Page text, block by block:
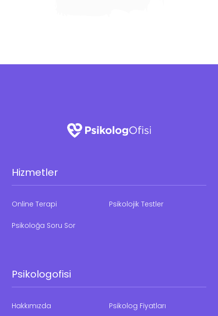
Hizmetler
Online Terapi Psikolojik Testler
Psikoloğa Soru Sor
Psikologofisi
Hakkımızda Psikolog Fiyatları